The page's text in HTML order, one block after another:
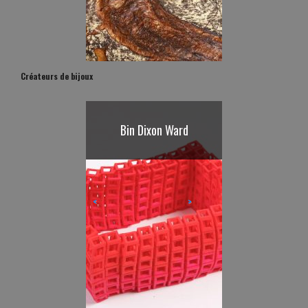
Créateurs de bijoux
Warwick Freeman
< >